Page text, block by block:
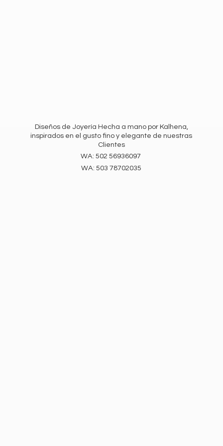
Diseños de Joyería Hecha a mano por Kalhena,
inspirados en el gusto fino y elegante de nuestras
Clientes
WA: 502 56936097
WA:503 78702035